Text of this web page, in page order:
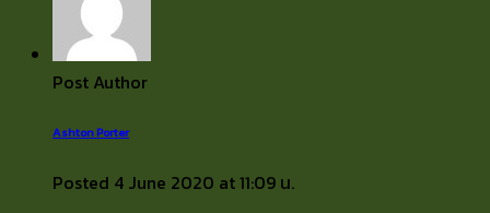
Post Author
Ashton Porter
Posted 4 June 2020 at11:09 น.